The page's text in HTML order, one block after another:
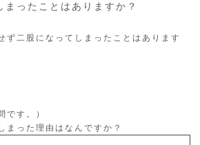
まったことはありますか？
ず二股になってしまったことはあります
です。）
まった理由はなんですか？